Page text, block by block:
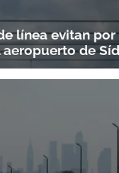
línea evitan
de